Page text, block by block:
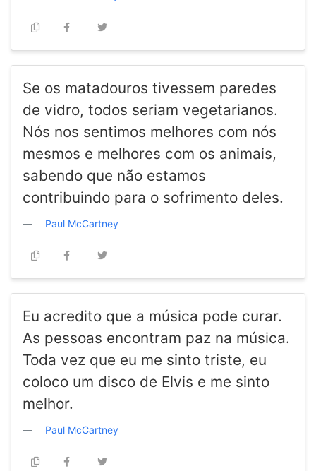
Se os matadouros tivessem paredes
de vidro, todos seriam vegetarianos.
Nós nos sentimos melhores com nós
mesmos e melhores com os animais,
sabendo que não estamos
contribuindo para o sofrimento deles.
Paul McCartney
Eu acredito que a música pode curar.
As pessoas encontram paz na música.
Toda vez que eu me sinto triste, eu
coloco um disco de Elvis e me sinto
melhor.
Paul McCartney